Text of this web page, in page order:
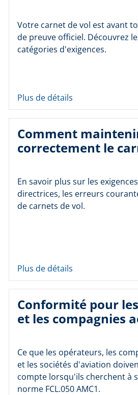
Votre carnet de vol est avant
de preuve officiel. Découvrez
catégories d'exigences.
Plus de détails
Comment
correctement le
En savoir plus sur les
directrices, les erreurs
de carnets de vol.
Plus de détails
Conformité pour
et les compagnies
Ce que les opérateurs, les
et les sociétés d'aviation
compte lorsqu'ils cherchent à
norme FCL.050 AMC1.